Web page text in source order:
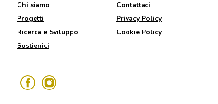
Chi siamo
Progetti
Ricerca e Sviluppo
Sostienici
Contattaci
Privacy Policy
Cookie Policy